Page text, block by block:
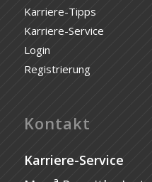
Karriere-Tipps
Karriere-Service
Login
Registrierung
Kontakt
Karriere-Service